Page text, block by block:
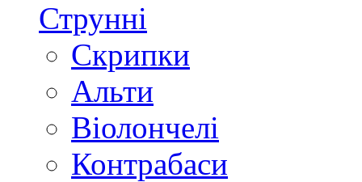
Струнні
Скрипки
Альти
Віолончелі
Контрабаси